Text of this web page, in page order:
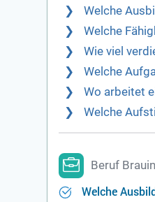
Welche
Welche
Wie viel
Welche
Wo arbeitet
Welche
Beruf
Welche